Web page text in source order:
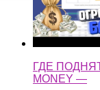
ГДЕ
MONEY —